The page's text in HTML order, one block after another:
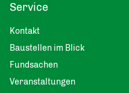
Service
Kontakt
Baustellen im Blick
Fundsachen
Veranstaltungen